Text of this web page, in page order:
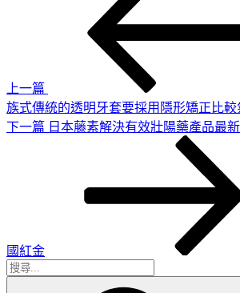
上一篇
族式傳統的透明牙套要採用隱形矯正比較
下
下一篇 日本藤素解決有效壯陽藥產品最
國紅金
搜